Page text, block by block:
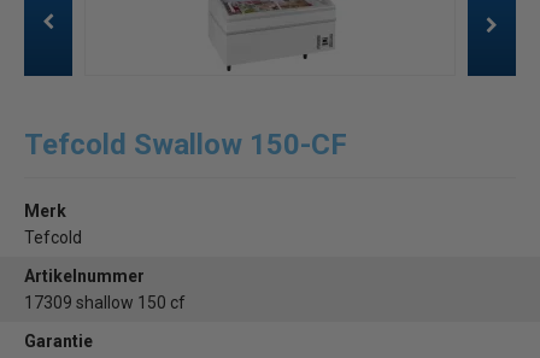
Tefcold Swallow 150-CF
Merk
Tefcold
Artikelnummer
17309 shallow 150 cf
Garantie